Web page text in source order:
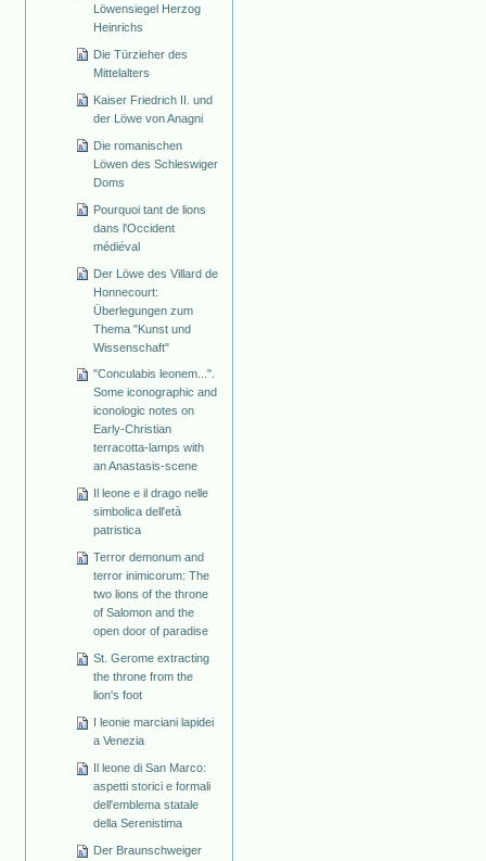
Löwensiegel Herzog
Heinrichs
Die Türzieher des
Mittelalters
Kaiser Friedrich II. und
der Löwe von Anagni
Die romanischen
Löwen des Schleswiger
Doms
Pourquoi tant de lions
dans l'Occident
médiéval
Der Löwe des Villard de
Honnecourt:
Überlegungen zum
Thema "Kunst und
Wissenschaft"
"Conculabis leonem...".
Some iconographic and
iconologic notes on
Early-Christian
terracotta-lamps with
an Anastasis-scene
Il leone e il drago nelle
simbolica dell'età
patristica
Terror demonum and
terror inimicorum: The
two lions of the throne
of Salomon and the
open door of paradise
St. Gerome extracting
the throne from the
lion's foot
I leonie marciani lapidei
a Venezia
Il leone di San Marco:
aspetti storici e formali
dell'emblema statale
della Serenistima
Der Braunschweiger